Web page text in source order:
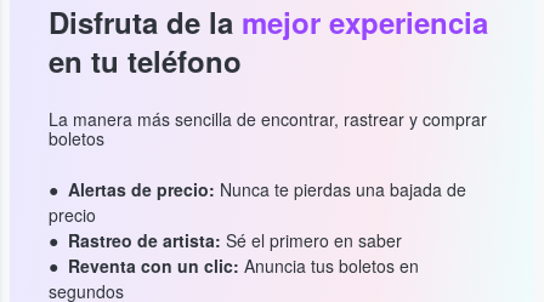
Disfruta de la mejor experiencia
en tu teléfono
La manera más sencilla de encontrar, rastrear y comprar
boletos
Alertas de precio: Nunca te pierdas una bajada de
precio
Rastreo de artista: Sé el primero en saber
Reventa con un clic: Anuncia tus boletos en
segundos